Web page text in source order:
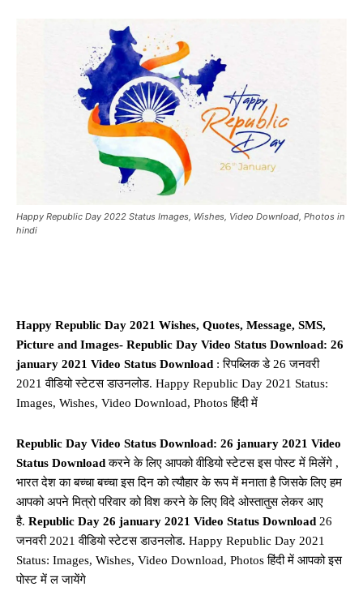
Happy Republic Day 2022 Status Images, Wishes, Video Download, Photos in
hindi
Happy Republic Day 2021 Wishes, Quotes, Message, SMS,
Picture and Images- Republic Day Video Status Download: 26
january 2021 Video Status Download : रिपब्लिक डे 26 जनवरी
2021 वीडियो स्टेटस डाउनलोड. Happy Republic Day 2021 Status:
Images, Wishes, Video Download, Photos हिंदी में
Republic Day Video Status Download: 26 january 2021 Video
Status Downloadकरने के लिए आपको वीडियो स्टेटस इस पोस्ट में मिलेंगे ,
भारत देश का बच्चा बच्चा इस दिन को त्यौहार के रूप में मनाता है जिसके लिए हम
आपको अपने मित्रो परिवार को विश करने के लिए विदे ओस्तातुस लेकर आए
है. Republic Day 26 january 2021 Video Status Download 26
जनवरी 2021 वीडियो स्टेटस डाउनलोड. Happy Republic Day 2021
Status: Images, Wishes, Video Download, Photos हिंदी में आपको इस
पोस्ट में ल जायेंगे